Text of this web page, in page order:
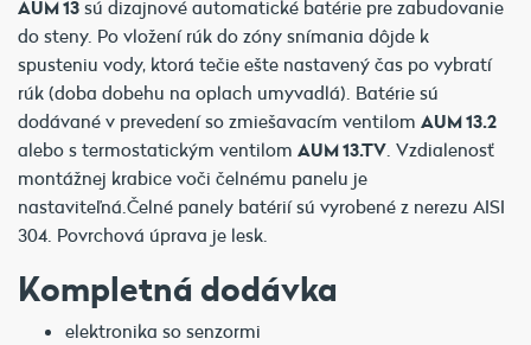
AUM 13 sú dizajnové automatické batérie pre zabudovanie
do steny. Po vložení rúk do zóny snímania dôjde k
spusteniu vody, ktorá tečie ešte nastavený čas po vybratí
rúk (doba dobehu na oplach umyvadlá). Batérie sú
dodávané v prevedení so zmiešavacím ventilom AUM 13.2
alebo s termostatickým ventilom AUM 13.TV . Vzdialenosť
montážnej krabice voči čelnému panelu je
nastaviteľná.Čelné panely batérií sú vyrobené z nerezu AISI
304. Povrchová úprava je lesk.
Kompletná dodávka
elektronika so senzormi